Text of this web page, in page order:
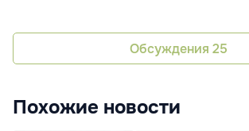
Обсуждения 25
Похожие новости